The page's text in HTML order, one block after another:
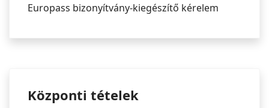
Europass bizonyítvány-kiegészítő kérelem
Központi tételek